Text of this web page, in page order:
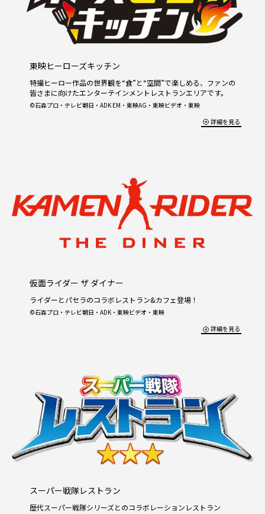
東映ヒーローズキッチン
特撮ヒーロー作品の世界観を“食”と“空間”で楽しめる、ファンの
皆さまに向けたエンターテインメントレストランエリアです。
©石森プロ・テレビ朝日・ADK EM・東映AG・東映ビデオ・東映
詳細を見る
仮面ライダー ザ ダイナー
ライダーとパセラのコラボレストラン&カフェ登場！
©石森プロ・テレビ朝日・ADK・東映ビデオ・東映
詳細を見る
スーパー戦隊レストラン
歴代スーパー戦隊シリーズとのコラボレーションレストラン